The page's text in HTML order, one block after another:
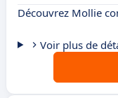
Découvrez Mollie
Voir plus de